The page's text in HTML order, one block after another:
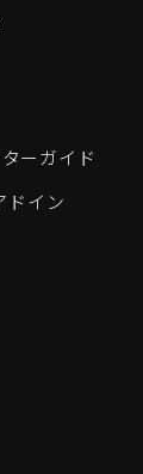
ーガイド
ドイン